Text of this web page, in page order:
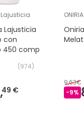
Lajusticia
con
450 comp
(974)
49 €
ONIRIA
9,63€
-9%